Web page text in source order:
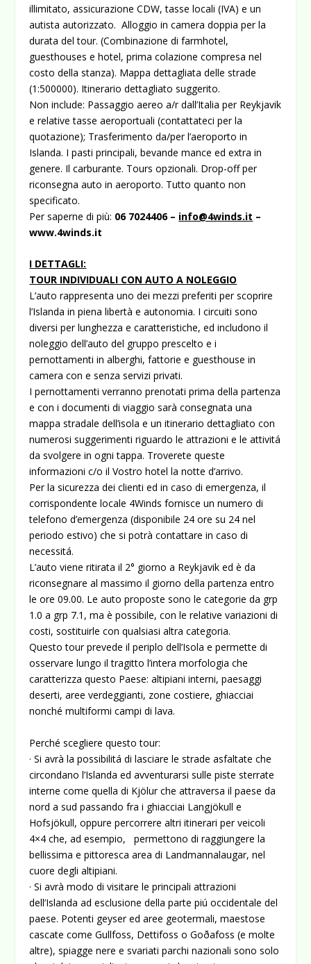
illimitato, assicurazione CDW, tasse locali (IVA) e un
autista autorizzato. Alloggio in camera doppia per la
durata del tour. (Combinazione di farmhotel,
guesthouses e hotel, prima colazione compresa nel
costo della stanza). Mappa dettagliata delle strade
(1:500000). Itinerario dettagliato suggerito.
Non include: Passaggio aereo a/r dall’Italia per Reykjavik
e relative tasse aeroportuali (contattateci per la
quotazione); Trasferimento da/per l’aeroporto in
Islanda. I pasti principali, bevande mance ed extra in
genere. Il carburante. Tours opzionali. Drop-off per
riconsegna auto in aeroporto. Tutto quanto non
specificato.
Per saperne di più: 06 7024406 – info@4winds.it –
www.4winds.it
I DETTAGLI:
TOUR INDIVIDUALI CON AUTO A NOLEGGIO
L’auto rappresenta uno dei mezzi preferiti per scoprire
l’Islanda in piena libertà e autonomia. I circuiti sono
diversi per lunghezza e caratteristiche, ed includono il
noleggio dell’auto del gruppo prescelto e i
pernottamenti in alberghi, fattorie e guesthouse in
camera con e senza servizi privati.
I pernottamenti verranno prenotati prima della partenza
e con i documenti di viaggio sarà consegnata una
mappa stradale dell’isola e un itinerario dettagliato con
numerosi suggerimenti riguardo le attrazioni e le attivitá
da svolgere in ogni tappa. Troverete queste
informazioni c/o il Vostro hotel la notte d’arrivo.
Per la sicurezza dei clienti ed in caso di emergenza, il
corrispondente locale 4Winds fornisce un numero di
telefono d’emergenza (disponibile 24 ore su 24 nel
periodo estivo) che si potrà contattare in caso di
necessitá.
L’auto viene ritirata il 2° giorno a Reykjavik ed è da
riconsegnare al massimo il giorno della partenza entro
le ore 09.00. Le auto proposte sono le categorie da grp
1.0 a grp 7.1, ma è possibile, con le relative variazioni di
costi, sostituirle con qualsiasi altra categoria.
Questo tour prevede il periplo dell’Isola e permette di
osservare lungo il tragitto l’intera morfologia che
caratterizza questo Paese: altipiani interni, paesaggi
deserti, aree verdeggianti, zone costiere, ghiacciai
nonché multiformi campi di lava.
Perché scegliere questo tour:
· Si avrà la possibilitá di lasciare le strade asfaltate che
circondano l’Islanda ed avventurarsi sulle piste sterrate
interne come quella di Kjölur che attraversa il paese da
nord a sud passando fra i ghiacciai Langjökull e
Hofsjökull, oppure percorrere altri itinerari per veicoli
4×4 che, ad esempio, permettono di raggiungere la
bellissima e pittoresca area di Landmannalaugar, nel
cuore degli altipiani.
· Si avrà modo di visitare le principali attrazioni
dell’Islanda ad esclusione della parte piú occidentale del
paese. Potenti geyser ed aree geotermali, maestose
cascate come Gullfoss, Dettifoss o Goðafoss (e molte
altre), spiagge nere e svariati parchi nazionali sono solo